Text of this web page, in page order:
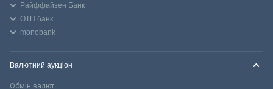
Райффайзен Банк
ОТП банк
monobank
Валютний аукціон
Обмін валют